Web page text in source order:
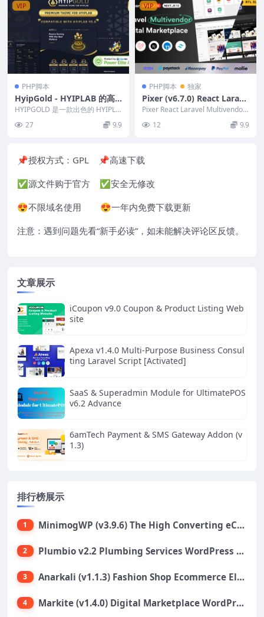
VIP
PHP脚本
HyipGold - HYIPLAB 的高
级主题 2.0
HYIPGOLD 是一款出色的 HYIPLa
b 高级主题，可与所有设备高效配
合使...
27 9.9
VIP
PHP脚本 独家
Pixer (v6.7.0) React Larave
l Multivendor Digital Mark
etplace
Pixer React Laravel Multivendor
12 9.9
📌授权方式： GPL 📌高速下载
✅源文件购于官方 ✅安全无修改
😍不限域名使用 😍一年内免费下载更新
注意：遇到问题先看“新手必读”，如未能解决评论区反馈。
文章展示
iCoupon v9.0 Coupon & Product Listing Web
site
Apexa v1.4.0 Multi-Purpose Business Consul
ting Laravel Script [Activated]
SaaS & Superadmin Module for UltimatePOS
v6.2 Advance
6amTech Payment & SMS Gateway Addon (v
1.3)
排行榜展示
1 MinimogWP (v3.9.6) The High Converting eCommerce WordPress Theme
2 Plumbio v2.2 Plumbing Services WordPress Theme
3 Anarkali (v1.1.3) Fashion Shop Ecommerce Elementor Theme
4 Markite (v1.4.0) Digital Marketplace WordPress Theme